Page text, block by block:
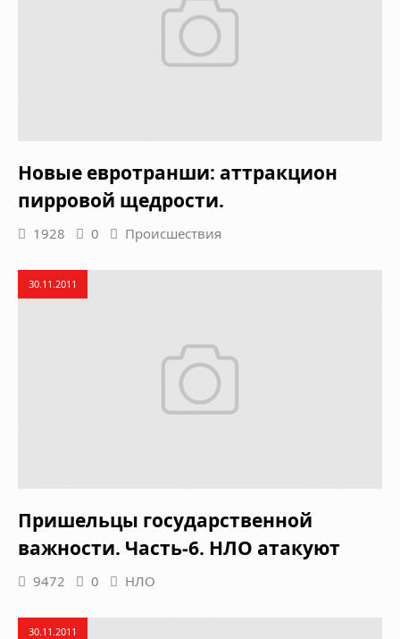
Новые евротранши: аттракцион
пирровой щедрости.
1928 0 Происшествия
30.11.2011
Пришельцы государственной
важности. Часть-6. НЛО атакуют
9472 0 НЛО
30.11.2011